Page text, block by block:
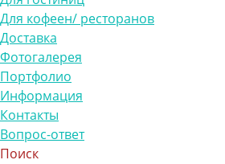
Для кофеен/ ресторанов
Доставка
Фотогалерея
Портфолио
Информация
Контакты
Вопрос-ответ
Поиск